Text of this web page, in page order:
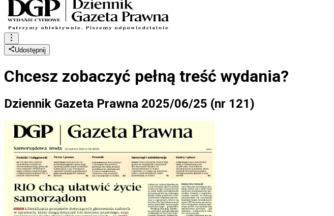
Udostępnij
Chcesz zobaczyć pełną treść wydania?
Dziennik Gazeta Prawna 2025/06/25 (nr 121)